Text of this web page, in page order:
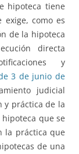
hipoteca tiene
como es
de la hipoteca
directa
y
3 de junio de
judicial
y práctica de la
que se
la práctica que
de una